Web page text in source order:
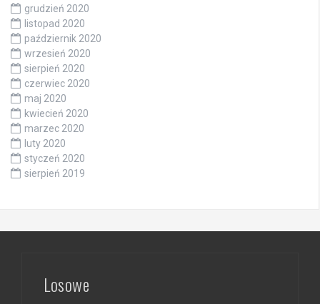
grudzień 2020
listopad 2020
październik 2020
wrzesień 2020
sierpień 2020
czerwiec 2020
maj 2020
kwiecień 2020
marzec 2020
luty 2020
styczeń 2020
sierpień 2019
Losowe